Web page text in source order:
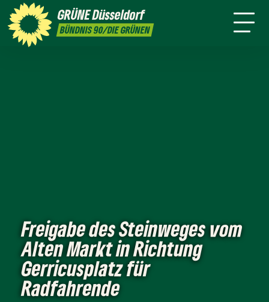
GRÜNEDüsseldorf
BÜNDNIS 90/DIE GRÜNEN
GRÜNFUNK Presse
Stadtbezirke Termine Mitmachen
Freigabe des Steinweges vom
Alten Markt in Richtung
Gerricusplatz für
Radfahrende